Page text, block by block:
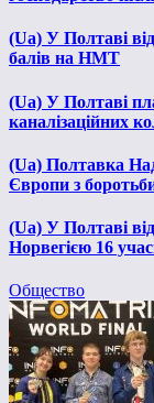
(Ua) У Полтаві
балів на НМТ
(Ua) У Полтаві
каналізаційних
(Ua) Полтавка
Європи з
(Ua) У Полтаві
Норвегією 16
Общество